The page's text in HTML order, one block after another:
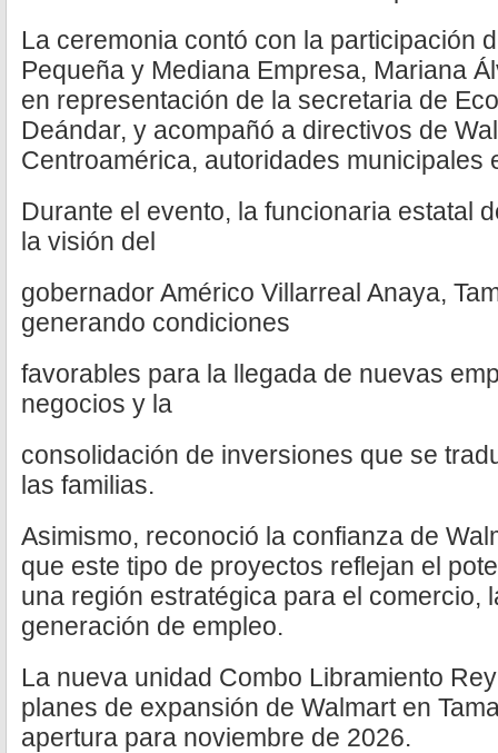
La ceremonia contó con la participación
Pequeña y Mediana Empresa, Mariana
en representación de la secretaria de
Deándar, y acompañó a directivos de
Centroamérica, autoridades municipales
Durante el evento, la funcionaria estatal
la visión del
gobernador Américo Villarreal Anaya,
generando condiciones
favorables para la llegada de nuevas
negocios y la
consolidación de inversiones que se
las familias.
Asimismo, reconoció la confianza de
que este tipo de proyectos reflejan el
una región estratégica para el comercio,
generación de empleo.
La nueva unidad Combo Libramiento
planes de expansión de Walmart en
apertura para noviembre de 2026.